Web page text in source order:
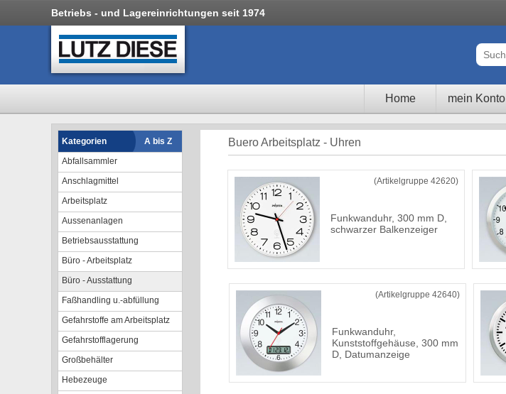
Betriebs - und Lagereinrichtungen seit 1974
Home mein Konto
Kategorien
A bis Z
Abfallsammler
Anschlagmittel
Arbeitsplatz
Aussenanlagen
Betriebsausstattung
Büro - Arbeitsplatz
Büro - Ausstattung
Faßhandling u.-abfüllung
Gefahrstoffe am Arbeitsplatz
Gefahrstofflagerung
Großbehälter
Hebezeuge
Buero Arbeitsplatz - Uhren
(Artikelgruppe 42620)
Funkwanduhr, 300 mm D,
schwarzer Balkenzeiger
(Artikelgruppe 42640)
Funkwanduhr,
Kunststoffgehäuse, 300 mm
D, Datumanzeige